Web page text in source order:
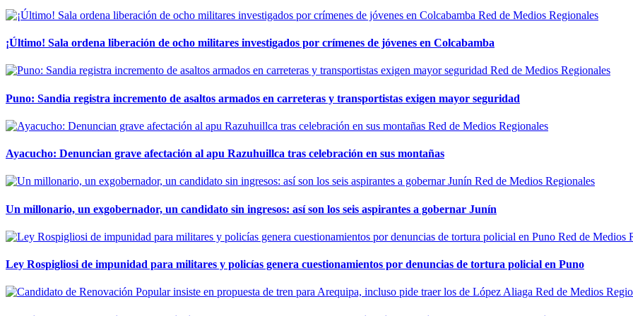
Red de Medios Regionales
¡Último! Sala ordena liberación de ocho militares investigados por crímenes de jóvenes en Colcabamba
Red de Medios Regionales
Puno: Sandia registra incremento de asaltos armados en carreteras y transportistas exigen mayor seguridad
Red de Medios Regionales
Ayacucho: Denuncian grave afectación al apu Razuhuillca tras celebración en sus montañas
Red de Medios Regionales
Un millonario, un exgobernador, un candidato sin ingresos: así son los seis aspirantes a gobernar Junín
Red de Medios
Ley Rospigliosi de impunidad para militares y policías genera cuestionamientos por denuncias de tortura policial en Puno
Red de Medios